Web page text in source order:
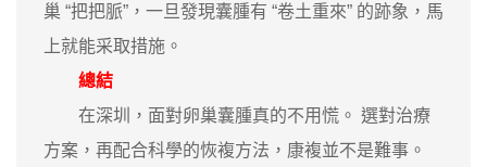
巢 “把把脈”，一旦發現囊腫有 “卷土重來” 的跡象，馬
上就能采取措施。
總結
在深圳，面對卵巢囊腫真的不用慌。 選對治療
方案，再配合科學的恢複方法，康複並不是難事。